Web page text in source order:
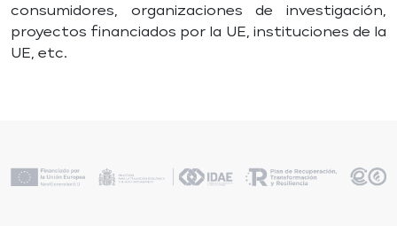
consumidores, organizaciones de investigación,
proyectos financiados por la UE, instituciones de la
UE, etc.